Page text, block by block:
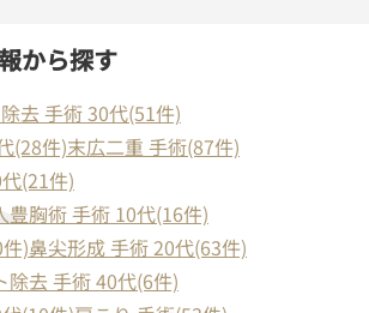
から探す
去 手術 30代(51件)
(28件)末広二重 手術(87件)
(21件)
豊胸術 手術 10代(16件)
)鼻尖形成 手術 20代(63件)
除去 手術 40代(6件)